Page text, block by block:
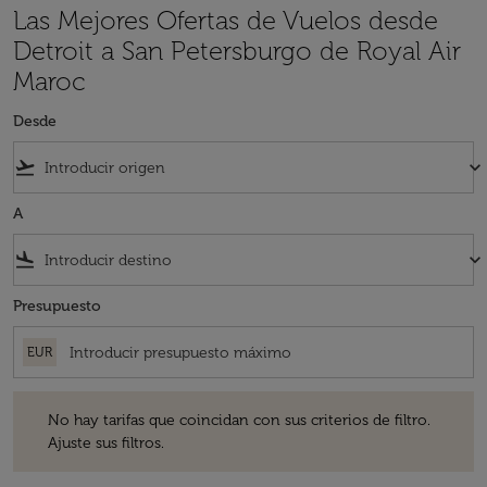
Las Mejores Ofertas de Vuelos desde
Detroit a San Petersburgo de Royal Air
Maroc
Desde
flight_takeoff keyboard_arrow_down
A
flight_land keyboard_arrow_down
Presupuesto
EUR
No hay tarifas que coincidan con sus criterios de filtro.
Ajuste sus filtros.